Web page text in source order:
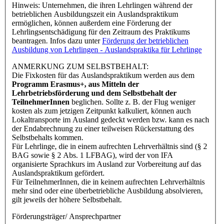
Hinweis: Unternehmen, die ihren Lehrlingen während der
betrieblichen Ausbildungszeit ein Auslandspraktikum
ermöglichen, können außerdem eine Förderung der
Lehrlingsentschädigung für den Zeitraum des Praktikums
beantragen. Infos dazu unterFörderung der betrieblichen
Ausbildung von Lehrlingen - Auslandspraktika für Lehrlinge
ANMERKUNG ZUM SELBSTBEHALT:
Die Fixkosten für das Auslandspraktikum werden aus dem
Programm Erasmus+, aus Mitteln der
Lehrbetriebsförderung und dem Selbstbehalt der
TeilnehmerInnen beglichen. Sollte z. B. der Flug weniger
kosten als zum jetzigen Zeitpunkt kalkuliert, können auch
Lokaltransporte im Ausland gedeckt werden bzw. kann es nach
der Endabrechnung zu einer teilweisen Rückerstattung des
Selbstbehalts kommen.
Für Lehrlinge, die in einem aufrechten Lehrverhältnis sind (§ 2
BAG sowie § 2 Abs. 1 LFBAG), wird der von IFA
organisierte Sprachkurs im Ausland zur Vorbereitung auf das
Auslandspraktikum gefördert.
Für TeilnehmerInnen, die in keinem aufrechten Lehrverhältnis
mehr sind oder eine überbetriebliche Ausbildung absolvieren,
gilt jeweils der höhere Selbstbehalt.
Förderungsträger/ Ansprechpartner